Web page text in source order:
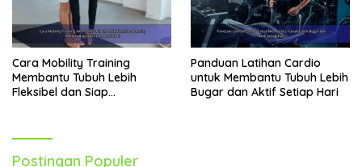
Cara Mobility Training
Membantu Tubuh Lebih
Fleksibel dan Siap
Panduan Latihan Cardio
untuk Membantu Tubuh Lebih
Bugar dan Aktif Setiap Hari
Postingan Populer